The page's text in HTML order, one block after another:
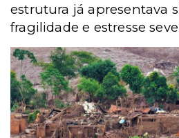
estrutura já apresentava
fragilidade e estresse